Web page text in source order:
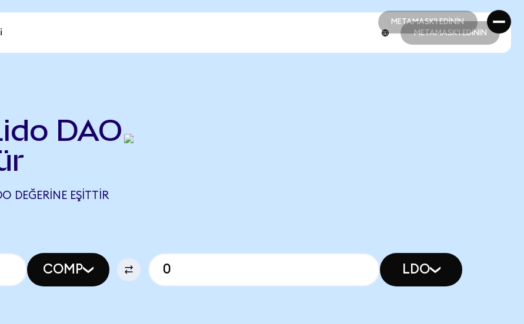
METAMASK'I EDİNİN
METAMASK'I EDİNİN
METAMASK'I EDİNİN
DAO
DEĞERINE EŞITTIR
COMP LDO